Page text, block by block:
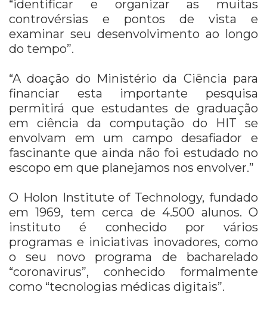
“identificar e organizar as muitas
controvérsias e pontos de vista e
examinar seu desenvolvimento ao longo
do tempo”.
“A doação do Ministério da Ciência para
financiar esta importante pesquisa
permitirá que estudantes de graduação
em ciência da computação do HIT se
envolvam em um campo desafiador e
fascinante que ainda não foi estudado no
escopo em que planejamos nos envolver.”
O Holon Institute of Technology, fundado
em 1969, tem cerca de 4.500 alunos. O
instituto é conhecido por vários
programas e iniciativas inovadores, como
o seu novo programa de bacharelado
“coronavirus”, conhecido formalmente
como “tecnologias médicas digitais”.